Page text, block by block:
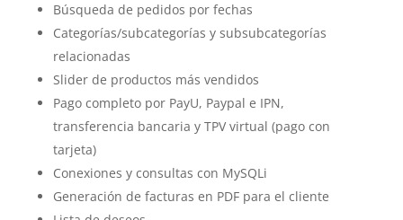
Búsqueda de pedidos por fechas
Categorías/subcategorías y subsubcategorías
relacionadas
Slider de productos más vendidos
Pago completo por PayU, Paypal e IPN,
transferencia bancaria y TPV virtual (pago con
tarjeta)
Conexiones y consultas con MySQLi
Generación de facturas en PDF para el cliente